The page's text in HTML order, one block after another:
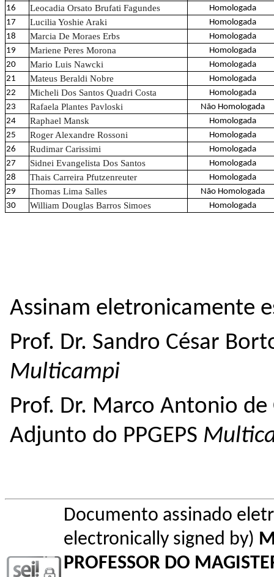
16
Leocadia Orsato Brufati Fagundes
Homologada
17
Lucilia Yoshie Araki
Homologada
18
Marcia De Moraes Erbs
Homologada
19
Mariene Peres Morona
Homologada
20
Mario Luis Nawcki
Homologada
21
Mateus Beraldi Nobre
Homologada
22
Micheli Dos Santos Quadri Costa
Homologada
23
Rafaela Plantes Pavloski
Não Homologada
24
Raphael Mansk
Homologada
25
Roger Alexandre Rossoni
Homologada
26
Rudimar Carissimi
Homologada
27
Sidnei Evangelista Dos Santos
Homologada
28
Thais Carreira Pfutzenreuter
Homologada
29
Thomas Lima Salles
Não Homologada
30
William Douglas Barros Simoes Homologada
Assinam eletronicamente
Prof. Dr. Sandro César
Multicampi
Prof. Dr. Marco Antonio
Adjunto do PPGEPS
Documento assinado
electronically signed by)
PROFESSOR DO